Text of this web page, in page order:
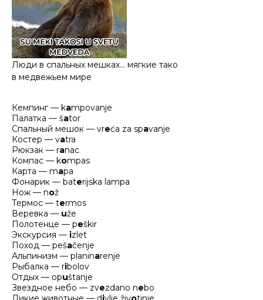
Люди в спальных мешках… мягкие тако
в медвежьем мире
Кемпинг — kampovanje
Палатка — šator
Спальный мешок — vreća za spavanje
Костер — vatra
Рюкзак — ranac
Компас — kompas
Карта — mapa
Фонарик — baterijska lampa
Нож — nož
Термос — termos
Веревка — uže
Полотенце — peškir
Экскурсия — izlet
Поход — pešačenje
Альпинизм — planinarenje
Рыбалка — ribolov
Отдых — opuštanje
Звездное небо — zvezdano nebo